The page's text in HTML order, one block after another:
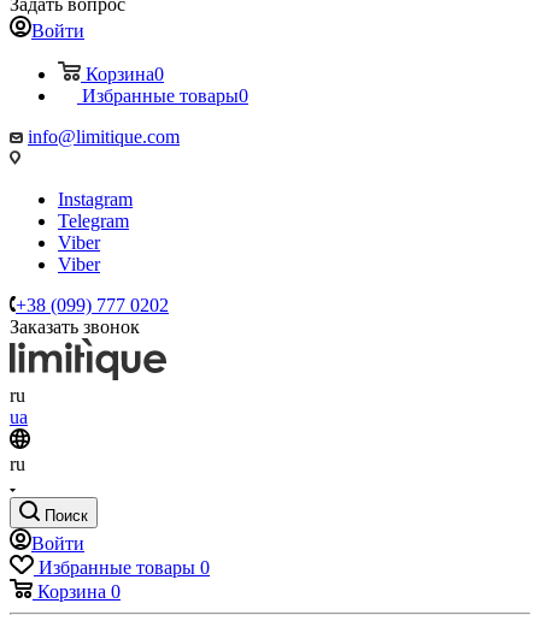
Задать вопрос
Войти
Корзина0
Избранные товары0
info@limitique.com
Instagram
Telegram
Viber
Viber
+38 (099) 777 0202
Заказать звонок
ru
ua
ru
Поиск
Войти
Избранные товары 0
Корзина 0